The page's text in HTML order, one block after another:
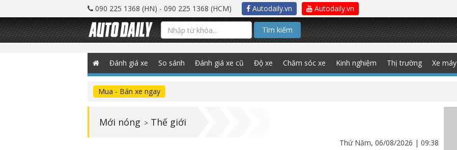
090 225 1368 (HN) - 090 225 1368 (HCM) Autodaily.vn Autodaily.vn
Tìm kiếm
Đánh giá xe So sánh Đánh giá xe cũ Độ xe Chăm sóc xe Kinh nghiệm Thị trường Xe máy
Mua - Bán xe ngay
Mới nóng > Thế giới
Thứ Năm, 06/08/2026 | 09:38